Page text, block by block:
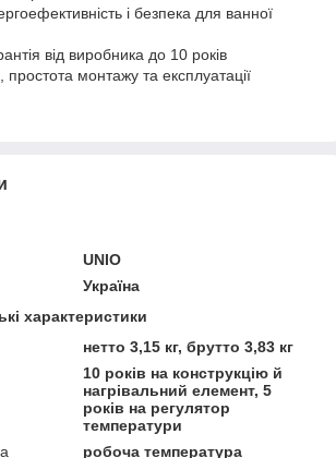
і безпека для ванної
від виробника до 10 років
монтажу та експлуатації
UNIO
Україна
характеристики
нетто 3,15 кг, брутто 3,83 кг
10 років на конструкцію й
нагрівальний елемент, 5
років на регулятор
температури
робоча температура